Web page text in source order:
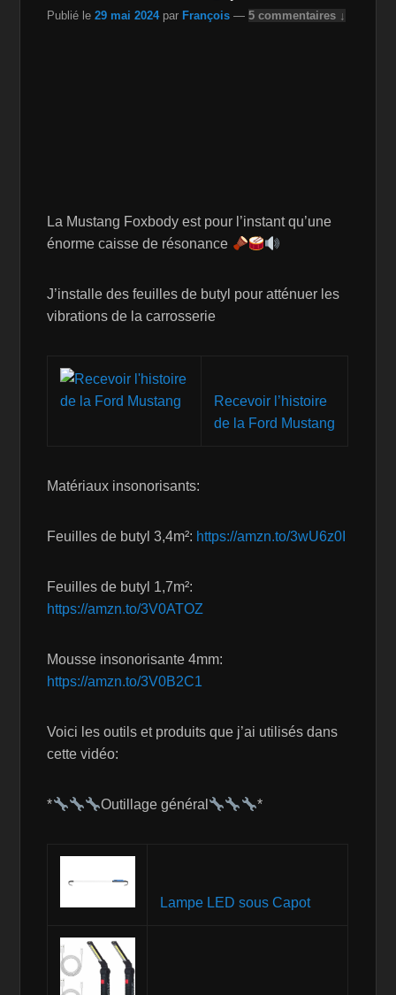
Publié le29 mai 2024 par François —5 commentaires ↓
La Mustang Foxbody est pour l’instant qu’une
énorme caisse de résonance
J’installe des feuilles de butyl pour atténuer les
vibrations de la carrosserie
Recevoir l’histoire
de la Ford Mustang
Matériaux insonorisants:
Feuilles de butyl 3,4m²: https://amzn.to/3wU6z0I
Feuilles de butyl 1,7m²:
https://amzn.to/3V0ATOZ
Mousse insonorisante 4mm:
https://amzn.to/3V0B2C1
Voici les outils et produits que j’ai utilisés dans
cette vidéo:
* Outillage général *
Lampe LED sous Capot